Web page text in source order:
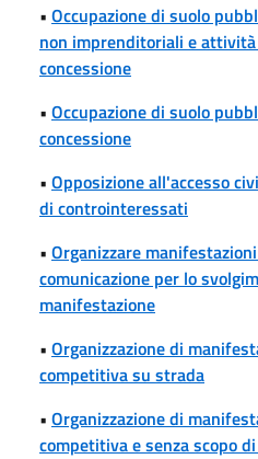
• Occupazione di suolo
non imprenditoriali e
concessione
• Occupazione di suolo
concessione
• Opposizione all'accesso
di controinteressati
• Organizzare
comunicazione per lo
manifestazione
• Organizzazione di
competitiva su strada
• Organizzazione di
competitiva e senza scopo